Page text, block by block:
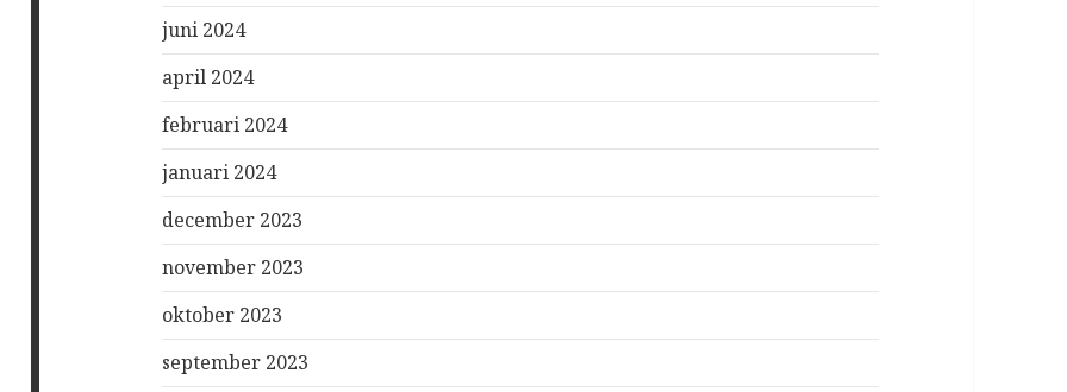
juni 2024
april 2024
februari 2024
januari 2024
december 2023
november 2023
oktober 2023
september 2023